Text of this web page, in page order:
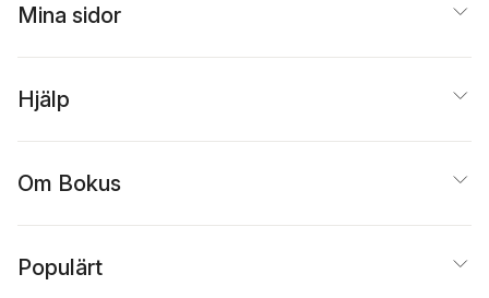
Mina sidor
Hjälp
Om Bokus
Populärt